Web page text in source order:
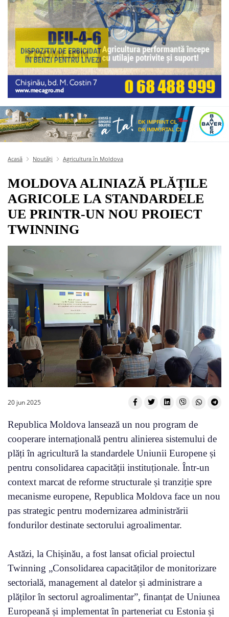
Acasă Noutăți Agricultura în Moldova
MOLDOVA ALINIAZĂ PLĂȚILE
AGRICOLE LA STANDARDELE
UE PRINTR-UN NOU PROIECT
TWINNING
20 jun 2025
Republica Moldova lansează un nou program de
cooperare internațională pentru alinierea sistemului de
plăți în agricultură la standardele Uniunii Europene și
pentru consolidarea capacității instituționale. Într-un
context marcat de reforme structurale și tranziție spre
mecanisme europene, Republica Moldova face un nou
pas strategic pentru modernizarea administrării
fondurilor destinate sectorului agroalimentar.
Astăzi, la Chișinău, a fost lansat oficial proiectul
Twinning „Consolidarea capacităților de monitorizare
sectorială, management al datelor și administrare a
plăților în sectorul agroalimentar”, finanțat de Uniunea
Europeană și implementat în parteneriat cu Estonia și